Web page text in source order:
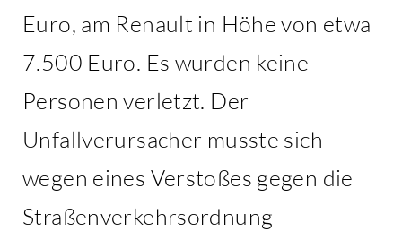
Euro, am Renault in Höhe von etwa
7.500 Euro. Es wurden keine
Personen verletzt. Der
Unfallverursacher musste sich
wegen eines Verstoßes gegen die
Straßenverkehrsordnung